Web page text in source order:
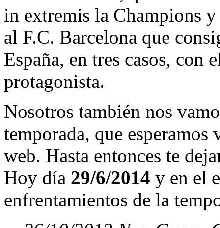
in extremis la Champions
al F.C. Barcelona que
España, en tres casos,
protagonista.
Nosotros también nos
temporada, que esperamos
web. Hasta entonces te
Hoy día 29/6/2014 y en el
enfrentamientos de la